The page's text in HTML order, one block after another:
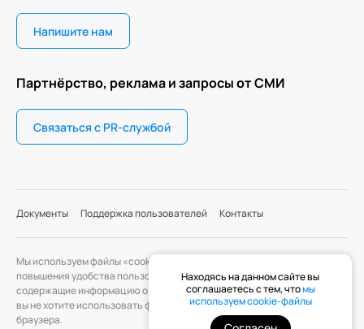
Напишите нам
Партнёрство, реклама и запросы от СМИ
Связаться с PR-службой
Документы Поддержка пользователей Контакты
Мы используем файлы «cookie» с целью персонализации сервисов и
повышения удобства пользования веб-сайтом. «Cookie» — файлы,
содержащие информацию о предыдущих посещениях веб-сайта. Если
вы не хотите использовать файлы «cookie», измените настройки
браузера.
Находясь на данном сайте вы
соглашаетесь с тем, чтомы
используем cookie-файлы